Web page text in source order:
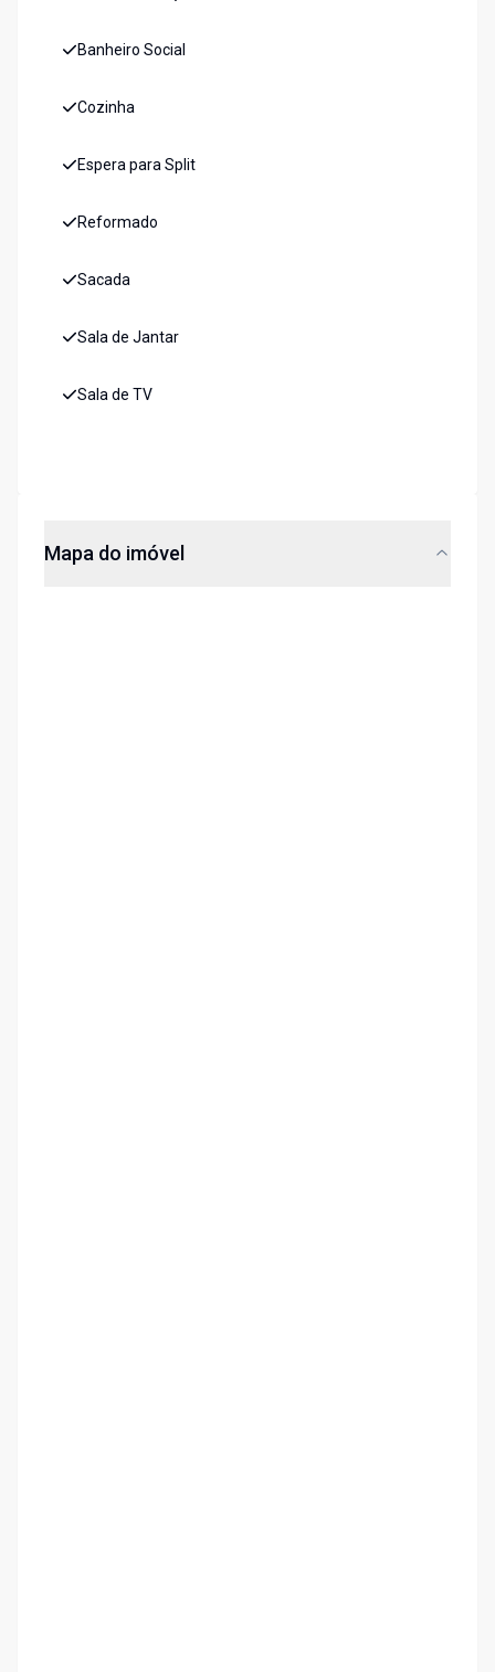
Banheiro Social
Cozinha
Espera para Split
Reformado
Sacada
Sala de Jantar
Sala de TV
Mapa do imóvel